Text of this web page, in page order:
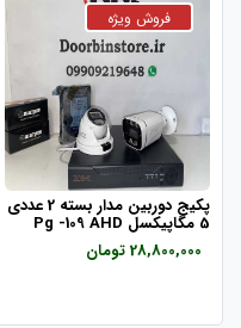
پکیج دوربین مدار بسته 2 عددی
5 مگاپیکسل Pg -109 AHD
28,800,000 تومان